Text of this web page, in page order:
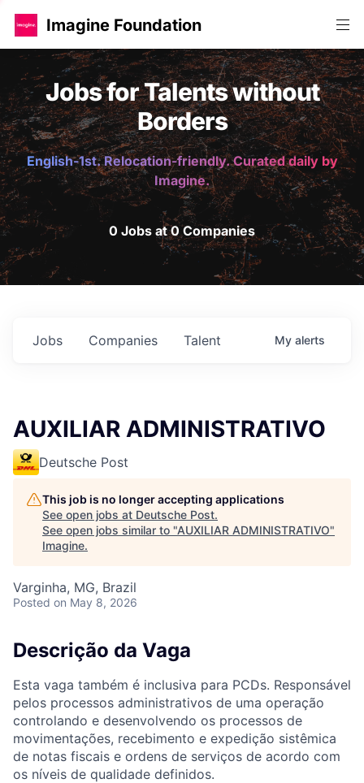
Imagine Foundation
Jobs for Talents without
Borders
English-1st. Relocation-friendly. Curated daily by
Imagine.
0 Jobs at 0 Companies
Jobs Companies Talent My alerts
AUXILIAR ADMINISTRATIVO
Deutsche Post
This job is no longer accepting applications
See open jobs at Deutsche Post.
See open jobs similar to "AUXILIAR ADMINISTRATIVO"
Imagine.
Varginha, MG, Brazil
Posted on May 8, 2026
Descrição da Vaga
Esta vaga também é inclusiva para PCDs. Responsável
pelos processos administrativos de uma operação
controlando e desenvolvendo os processos de
movimentações, recebimento e expedição sistêmica
de notas fiscais e ordens de serviços de acordo com
os níveis de qualidade definidos.